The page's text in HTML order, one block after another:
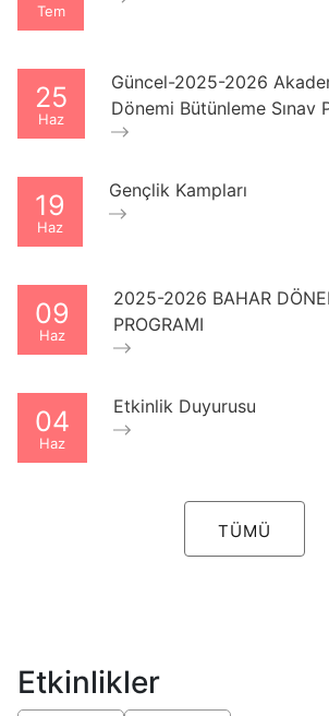
Tem
25
Haz
Güncel-2025-2026
Dönemi Bütünleme Sınav
19
Haz
Gençlik Kampları
09
Haz
2025-2026 BAHAR
PROGRAMI
04
Haz
Etkinlik Duyurusu
TÜMÜ
Etkinlikler